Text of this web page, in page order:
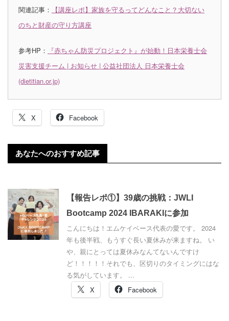
関連記事：
【講座レポ】家族を守るってどんなこと？大切ない
のちと財産の守り方講座
参考HP：
『赤ちゃん防災プロジェクト』が始動！日本栄養士会
災害支援チーム | お知らせ | 公益社団法人 日本栄養士会
(dietitian.or.jp)
X Facebook
あなたへのおすすめ記事
【報告レポ①】39歳の挑戦：JWLI
Bootcamp 2024 IBARAKIに参加
こんにちは！エムケイベース代表の愛です。 2024
年も後半戦、もうすぐ長い夏休みが来ますね。 い
や、親にとっては夏休みなんてないんですけ
ど！！！！！それでも、区切りのタイミングにはな
る気がしています。 ...
X
Facebook